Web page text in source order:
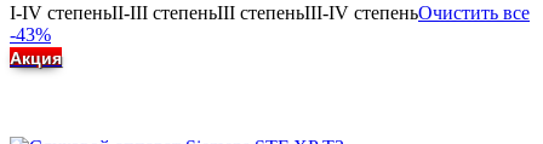
I-IV степеньII-III степеньIII степеньIII-IV степеньОчистить все
-43%
Акция